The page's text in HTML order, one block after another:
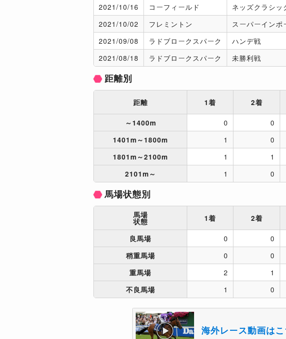
2021/10/16 コーフィールド ネッズクラシッ
2021/10/02 フレミントン スーパーインポ
2021/09/08 ラドブロークスパーク ハンデ戦
2021/08/18 ラドブロークスパーク 未勝利戦
距離別
距離 1着 2着
～1400m
0 0
1401m～1800m
1 0
1801m～2100m
1 1
2101m～
1 0
馬場状態別
馬場
状態 1着 2着
良馬場
0 0
稍重馬場
0 0
重馬場
2 1
不良馬場
1 0
海外レース動画はこ